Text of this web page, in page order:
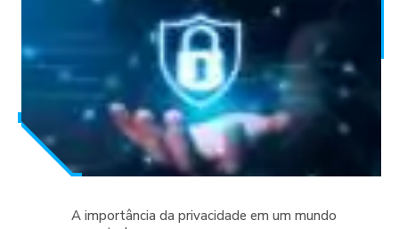
A importância da privacidade em um mundo